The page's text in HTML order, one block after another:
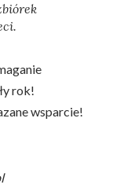
rok!
wsparcie!